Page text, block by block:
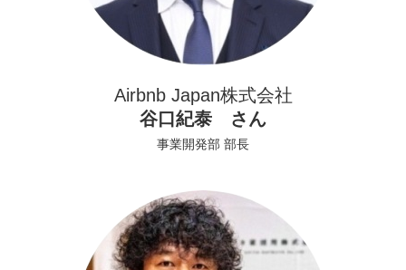
Airbnb Japan株式会社
谷口紀泰 さん
事業開発部 部長